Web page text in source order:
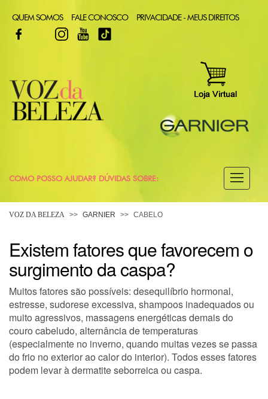
QUEM SOMOS FALE CONOSCO
PRIVACIDADE - MEUS DIREITOS
FACEBOOK
TWITTER INSTAGRAM
YOUTUBE
COMO POSSO AJUDAR? DÚVIDAS SOBRE:
CABELO
DESODORANTE
PELE
CONSULTORIA DE PRODUTOS GARNIER
VOZ DA BELEZA GARNIER CABELO
Existem fatores que favorecem o
surgimento da caspa?
Muitos fatores são possíveis: desequilíbrio hormonal,
estresse, sudorese excessiva, shampoos inadequados ou
muito agressivos, massagens energéticas demais do
couro cabeludo, alternância de temperaturas
(especialmente no inverno, quando muitas vezes se passa
do frio no exterior ao calor do interior). Todos esses fatores
podem levar à dermatite seborreica ou caspa.